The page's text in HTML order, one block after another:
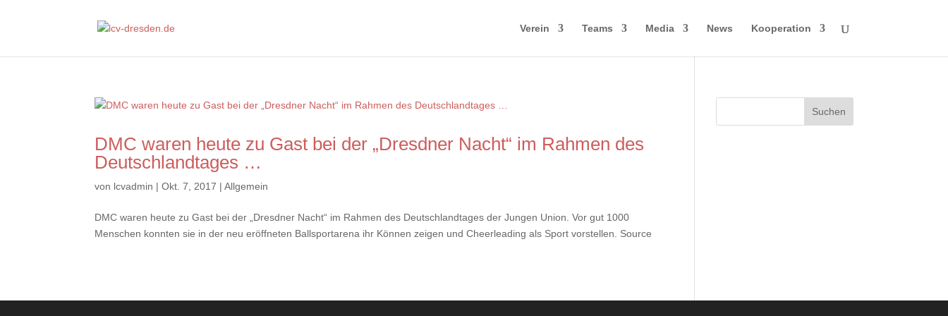
Verein Teams Media News Kooperation
DMC waren heute zu Gast bei der „Dresdner Nacht“ im Rahmen des
Deutschlandtages …
von lcvadmin |Okt. 7, 2017 |Allgemein
DMC waren heute zu Gast bei der „Dresdner Nacht“ im Rahmen des Deutschlandtages der Jungen Union. Vor gut 1000
Menschen konnten sie in der neu eröffneten Ballsportarena ihr Können zeigen und Cheerleading als Sport vorstellen. Source